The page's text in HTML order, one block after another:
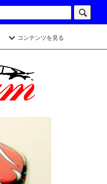
コンテンツを見る